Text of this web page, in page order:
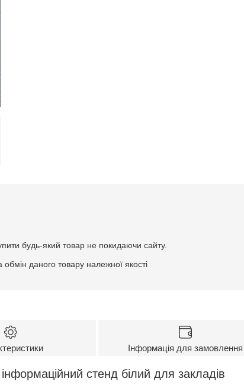
будь-який товар не покидаючи сайту.
даного товару належної якості
Інформація для замовлення
стенд білий для закладів